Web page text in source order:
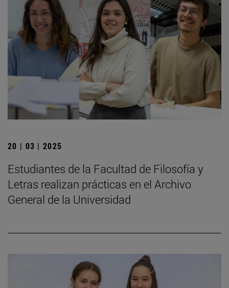
20 | 03 | 2025
Estudiantes de la Facultad de Filosofía y
Letras realizan prácticas en el Archivo
General de la Universidad